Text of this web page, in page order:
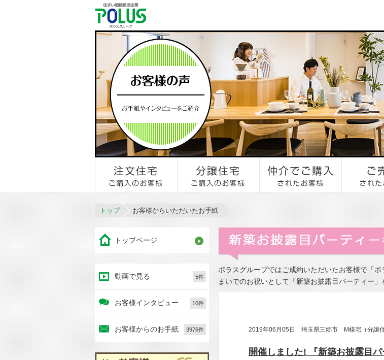
トップ お客様からいただいたお手紙
ポラスグループではご成約いただいたお客様で「
まいでのお祝いとして「新築お披露目パーティー」
2019年06月05日 埼玉県三郷市 M様宅（分譲
トップページ
動画で見る 5件
お客様インタビュー 10件
お客様からのお手紙 3976件